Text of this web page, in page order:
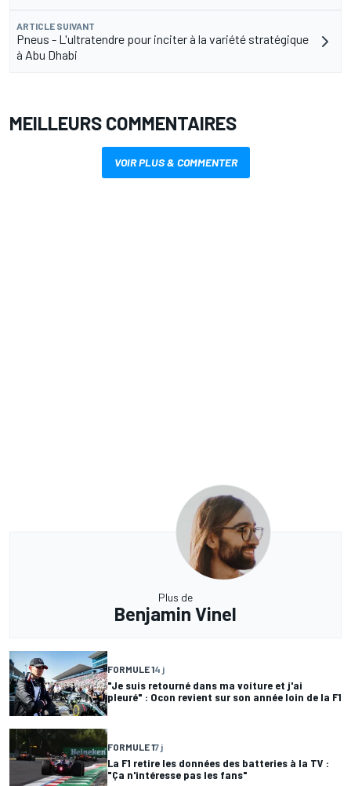
ARTICLE SUIVANT
Pneus - L'ultratendre pour inciter à la variété stratégique
à Abu Dhabi
MEILLEURS COMMENTAIRES
VOIR PLUS & COMMENTER
Plus de
Benjamin Vinel
FORMULE 14 j
"Je suis retourné dans ma voiture et j'ai
pleuré" : Ocon revient sur son année loin de la F1
FORMULE 17 j
La F1 retire les données des batteries à la TV :
"Ça n'intéresse pas les fans"